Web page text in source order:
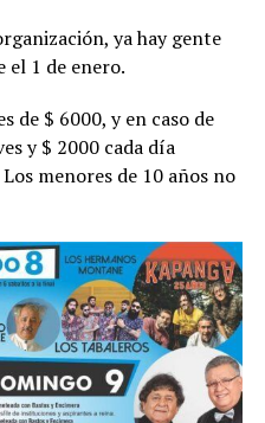
ya hay gente
el 1 de enero.
de $ 6000, y en caso de
y $ 2000 cada día
menores de 10 años no